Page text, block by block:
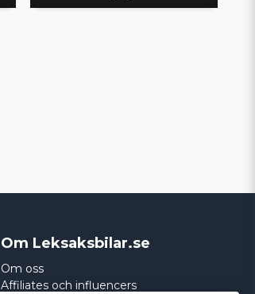
Om Leksaksbilar.se
Om oss
Affiliates och influencers